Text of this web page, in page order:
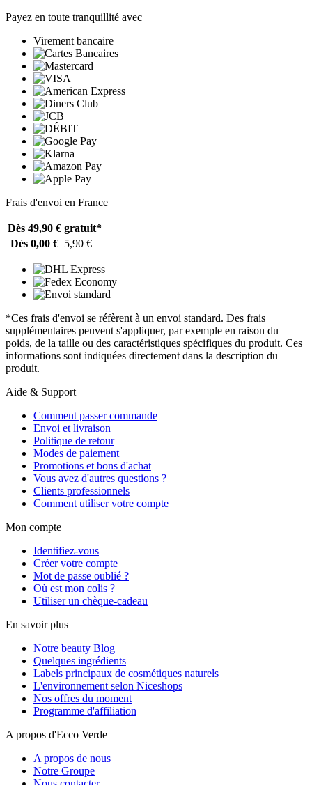
Payez en toute tranquillité avec
Virement bancaire
Frais d'envoi en France
Dès 49,90 € gratuit*
Dès 0,00 € 5,90 €
*Ces frais d'envoi se réfèrent à un envoi standard. Des frais
supplémentaires peuvent s'appliquer, par exemple en raison du
poids, de la taille ou des caractéristiques spécifiques du produit. Ces
informations sont indiquées directement dans la description du
produit.
Aide & Support
Comment passer commande
Envoi et livraison
Politique de retour
Modes de paiement
Promotions et bons d'achat
Vous avez d'autres questions ?
Clients professionnels
Comment utiliser votre compte
Mon compte
Identifiez-vous
Créer votre compte
Mot de passe oublié ?
Où est mon colis ?
Utiliser un chèque-cadeau
En savoir plus
Notre beauty Blog
Quelques ingrédients
Labels principaux de cosmétiques naturels
L'environnement selon Niceshops
Nos offres du moment
Programme d'affiliation
A propos d'Ecco Verde
A propos de nous
Notre Groupe